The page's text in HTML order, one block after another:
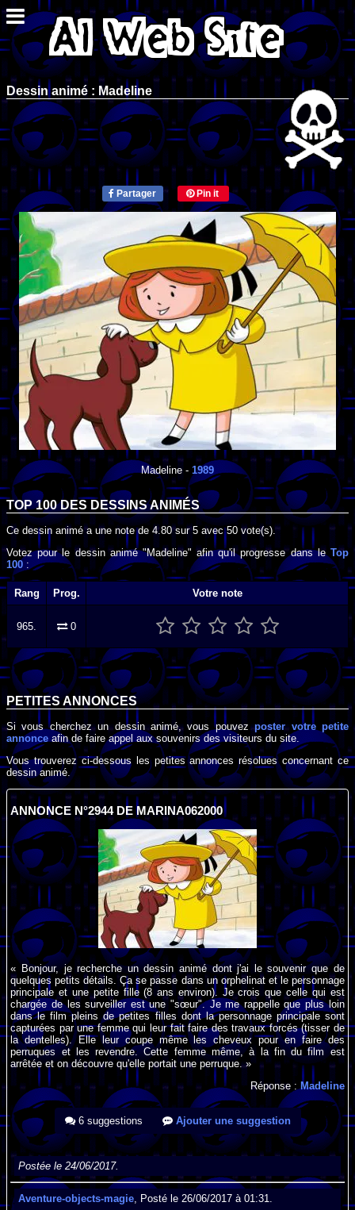
Dessin animé : Madeline
Partager Pin it
Madeline - 1989
TOP 100 DES DESSINS ANIMÉS
Ce dessin animé a une note de 4.80sur5 avec50 vote(s).
Votez pour le dessin animé "Madeline" afin qu'il progresse dans le Top
100 :
Rang Prog. Votre note
965. 0
PETITES ANNONCES
Si vous cherchez un dessin animé, vous pouvezposter votre petite
annonce afin de faire appel aux souvenirs des visiteurs du site.
Vous trouverez ci-dessous les petites annonces résolues concernant ce
dessin animé.
ANNONCE N°2944 DE MARINA062000
« Bonjour, je recherche un dessin animé dont j'ai le souvenir que de
quelques petits détails. Ça se passe dans un orphelinat et le personnage
principale et une petite fille (8 ans environ). Je crois que celle qui est
chargée de les surveiller est une "sœur". Je me rappelle que plus loin
dans le film pleins de petites filles dont la personnage principale sont
capturées par une femme qui leur fait faire des travaux forcés (tisser de
la dentelles). Elle leur coupe même les cheveux pour en faire des
perruques et les revendre. Cette femme même, à la fin du film est
arrêtée et on découvre qu'elle portait une perruque. »
Réponse :Madeline
6 suggestions Ajouter une suggestion
Postée le 24/06/2017.
Aventure-objects-magie , Posté le 26/06/2017 à 01:31.